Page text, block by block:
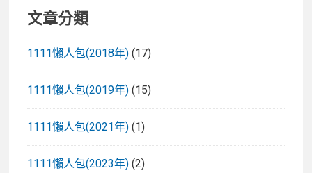
文章分類
1111懶人包(2018年) (17)
1111懶人包(2019年) (15)
1111懶人包(2021年) (1)
1111懶人包(2023年) (2)